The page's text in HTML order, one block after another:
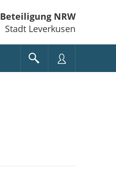
Beteiligung NRW
Stadt Leverkusen